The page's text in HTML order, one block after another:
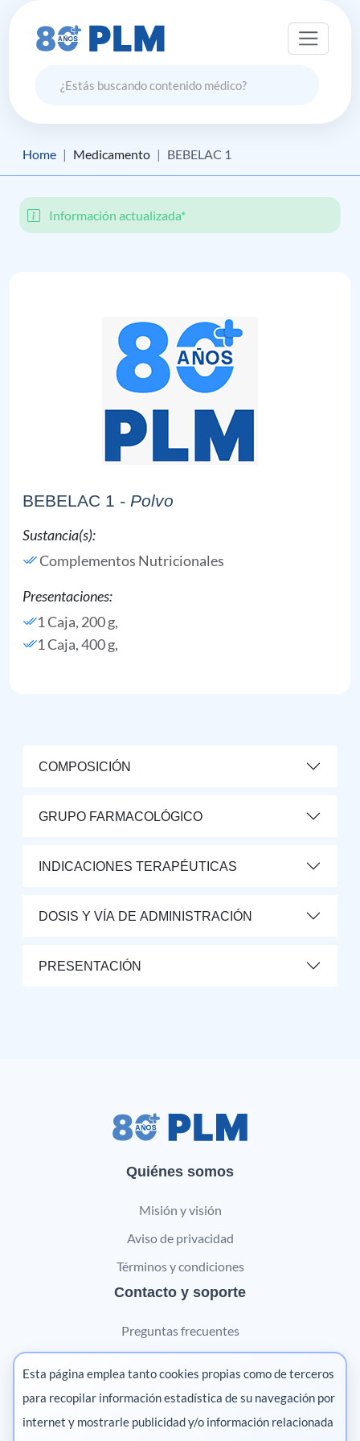
Home Medicamento BEBELAC 1
Información actualizada*
BEBELAC 1 - Polvo
Sustancia(s):
Complementos Nutricionales
Presentaciones:
1 Caja, 200 g,
1 Caja, 400 g,
COMPOSICIÓN
GRUPO FARMACOLÓGICO
INDICACIONES TERAPÉUTICAS
DOSIS Y VÍA DE ADMINISTRACIÓN
PRESENTACIÓN
Quiénes somos
Misión y visión
Aviso de privacidad
Términos y condiciones
Contacto y soporte
Preguntas frecuentes
Contáctanos
Marketing digital
Pharma
Esta página emplea tanto cookies propias como de terceros
para recopilar información estadística de su navegación por
internet y mostrarle publicidad y/o información relacionada